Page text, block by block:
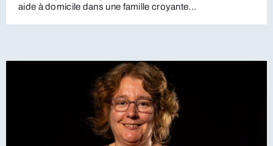
aide à domicile dans une famille croyante...